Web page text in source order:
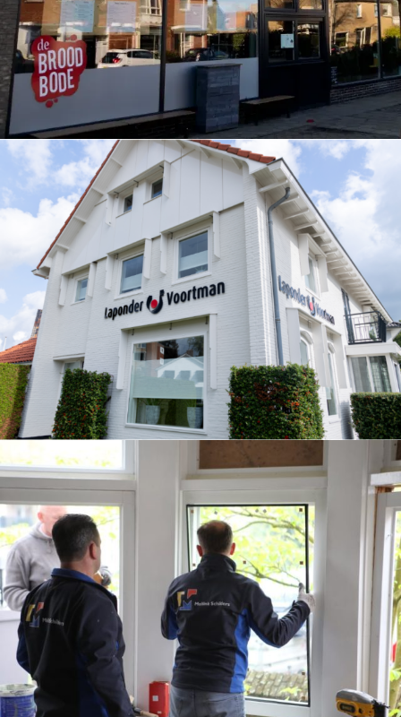
Lunchroom | Project
BEKIJK REFERENTIES
Kantoor
Laponder
Voortman
Buitenschilderwerk
BEKIJK REFERENTIES
Glaszetten -
Enschede
Glaszetter werkzaamheden
| Woning
BEKIJK REFERENTIES